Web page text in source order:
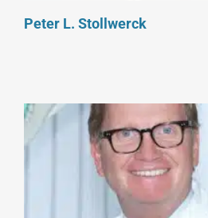
Peter L. Stollwerck